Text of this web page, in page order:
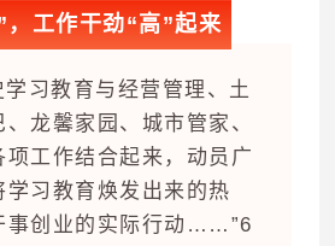
，工作干劲“高”起来
学习教育与经营管理、土
龙馨家园、城市管家、
项工作结合起来，动员广
学习教育焕发出来的热
事创业的实际行动……”6